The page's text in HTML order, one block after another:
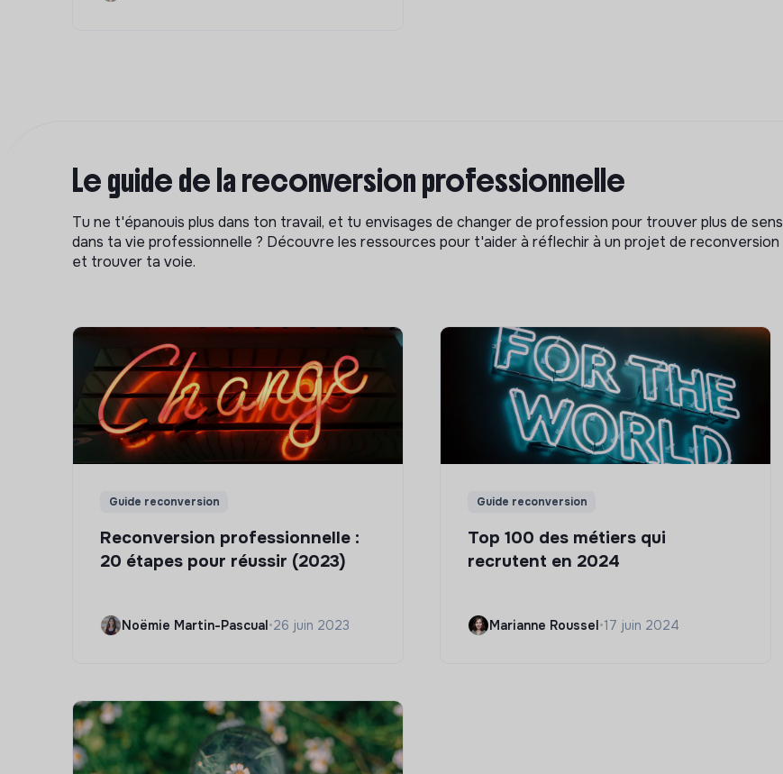
Le guide de la reconversion professionnelle
Tu ne t'épanouis plus dans ton travail, et tu envisages de changer de profession pour trouver plus de sens
dans ta vie professionnelle ? Découvre les ressources pour t'aider à réflechir à un projet de reconversion
et trouver ta voie.
Guide reconversion
Reconversion professionnelle :
20 étapes pour réussir (2023)
Noëmie Martin-Pascual•26 juin 2023
Guide reconversion
Top 100 des métiers qui
recrutent en 2024
Marianne Roussel•17 juin 2024